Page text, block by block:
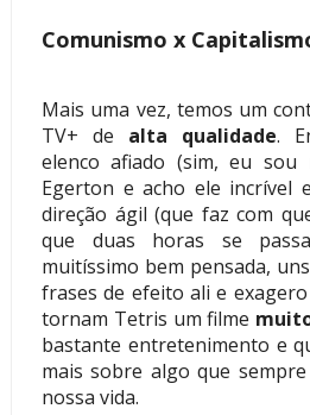
Comunismo x
Mais uma vez, temos um
TV+ de alta qualidade.
elenco afiado (sim, eu
Egerton e acho ele incrível
direção ágil (que faz com
que duas horas se
muitíssimo bem pensada,
frases de efeito ali e
tornam Tetris um filme
bastante entretenimento e
mais sobre algo que
nossa vida.